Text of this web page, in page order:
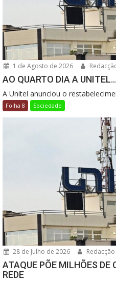
1 de Agosto de 2026
AO QUARTO DIA A
A Unitel anunciou o
Folha 8 Sociedade
28 de Julho de 2026 Redacção
ATAQUE PÕE MILHÕES DE
REDE